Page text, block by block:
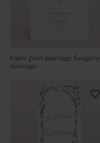
Faire part mariage fougère
sauvage